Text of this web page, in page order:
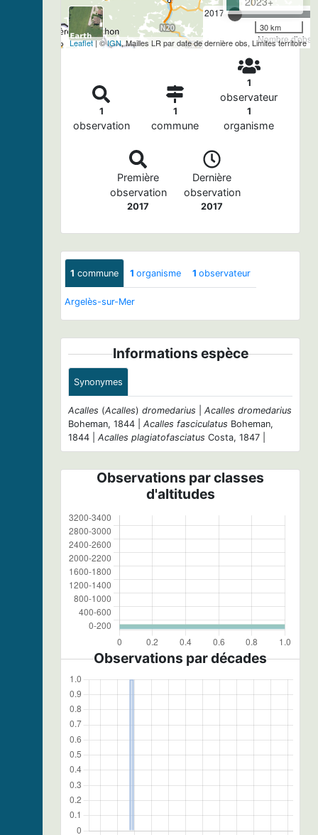
2017
Nombre
30 km
Leaflet| ©IGN, Mailles LR par date de dernière obs, Limites territoire
1
observation
1
commune
1
observateur
1
organisme
Première
observation
2017
Dernière
observation
2017
1 commune 1 organisme 1 observateur
Argelès-sur-Mer
Informations espèce
Synonymes
Acalles (Acalles) dromedarius
Acalles dromedarius
Boheman, 1844 | Acalles fasciculatus Boheman,
1844 | Acalles plagiatofasciatus Costa, 1847 |
Observations par classes
d'altitudes
Observations par décades